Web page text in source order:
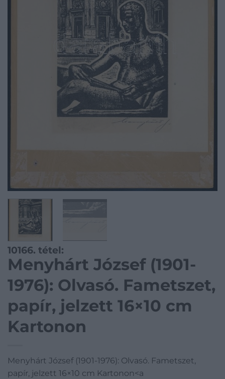
10166. tétel:
Menyhárt József (1901-
1976): Olvasó. Fametszet,
papír, jelzett 16×10 cm
Kartonon
Menyhárt József (1901-1976): Olvasó. Fametszet,
papír, jelzett 16×10 cm Kartonon<a